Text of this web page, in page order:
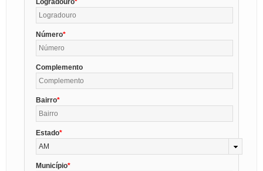
Número
Complemento
Bairro
Estado
AM
Município